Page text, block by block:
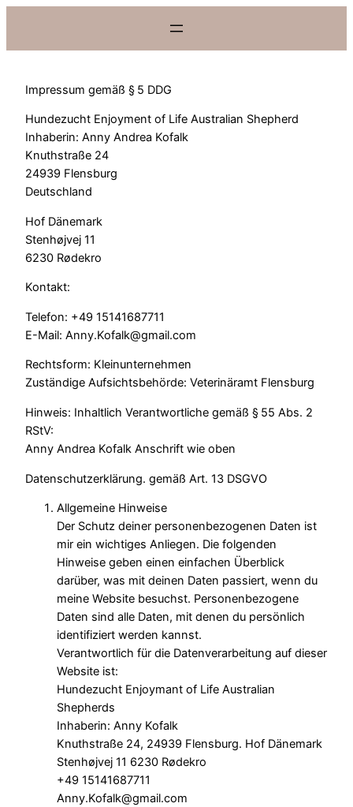
Impressum gemäß § 5 DDG
Hundezucht Enjoyment of Life Australian Shepherd
Inhaberin: Anny Andrea Kofalk
Knuthstraße 24
24939 Flensburg
Deutschland
Hof Dänemark
Stenhøjvej 11
6230 Rødekro
Kontakt:
Telefon: +49 15141687711
E-Mail: Anny.Kofalk@gmail.com
Rechtsform: Kleinunternehmen
Zuständige Aufsichtsbehörde: Veterinäramt Flensburg
Hinweis: Inhaltlich Verantwortliche gemäß § 55 Abs. 2
RStV:
Anny Andrea Kofalk Anschrift wie oben
Datenschutzerklärung. gemäß Art. 13 DSGVO
Allgemeine Hinweise
Der Schutz deiner personenbezogenen Daten ist
mir ein wichtiges Anliegen. Die folgenden
Hinweise geben einen einfachen Überblick
darüber, was mit deinen Daten passiert, wenn du
meine Website besuchst. Personenbezogene
Daten sind alle Daten, mit denen du persönlich
identifiziert werden kannst.
Verantwortlich für die Datenverarbeitung auf dieser
Website ist:
Hundezucht Enjoymant of Life Australian
Shepherds
Inhaberin: Anny Kofalk
Knuthstraße 24, 24939 Flensburg. Hof Dänemark
Stenhøjvej 11 6230 Rødekro
+49 15141687711
Anny.Kofalk@gmail.com